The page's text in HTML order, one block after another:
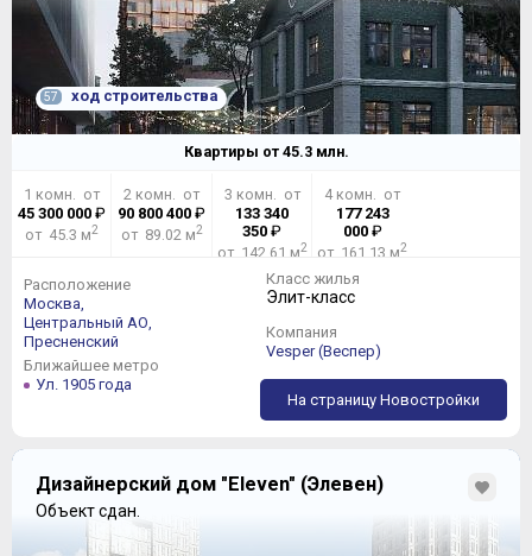
57 ход строительства
Квартиры от 45.3млн.
1 комн. от
45 300 000₽
от 45.3 м2
2 комн. от
90 800 400 ₽
от 89.02 м2
3 комн. от
133 340
350 ₽
от 142.61 м2
4 комн. от
177 243
000₽
от 161.13 м2
Расположение
Москва,
Центральный АО,
Пресненский
Ближайшее метро
Ул. 1905 года
Класс жилья
Элит-класс
Компания
Vesper (Веспер)
На страницу Новостройки
Дизайнерский дом "Eleven" (Элевен)
Объект сдан.